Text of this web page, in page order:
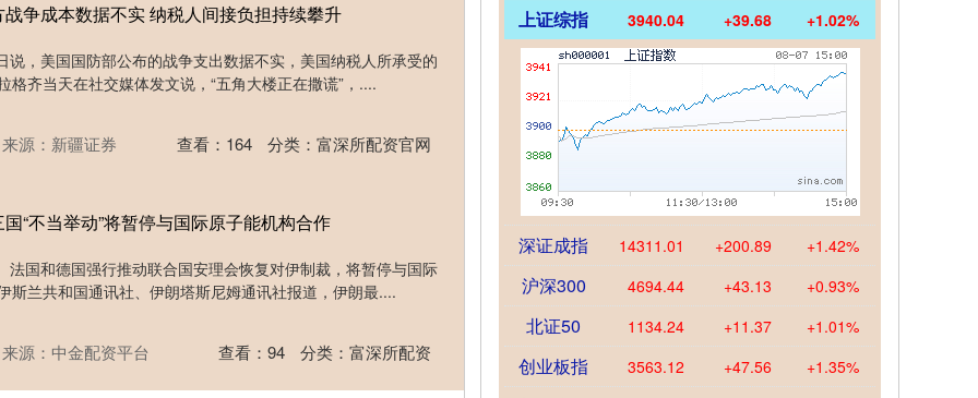
争成本数据不实 纳税人间接负担持续攀升
说，美国国防部公布的战争支出数据不实，美国纳税人所承受的
格齐当天在社交媒体发文说，“五角大楼正在撒谎”，....
来源：新疆证券 查看： 164 分类： 富深所配资官网
“不当举动”将暂停与国际原子能机构合作
法国和德国强行推动联合国安理会恢复对伊制裁，将暂停与国际
斯兰共和国通讯社、伊朗塔斯尼姆通讯社报道，伊朗最....
来源：中金配资平台 查看： 94 分类： 富深所配资
上证综指 3940.04 +39.68 +1.02%
深证成指 14311.01 +200.89 +1.42%
沪深300 4694.44 +43.13 +0.93%
北证50 1134.24 +11.37 +1.01%
创业板指 3563.12 +47.56 +1.35%